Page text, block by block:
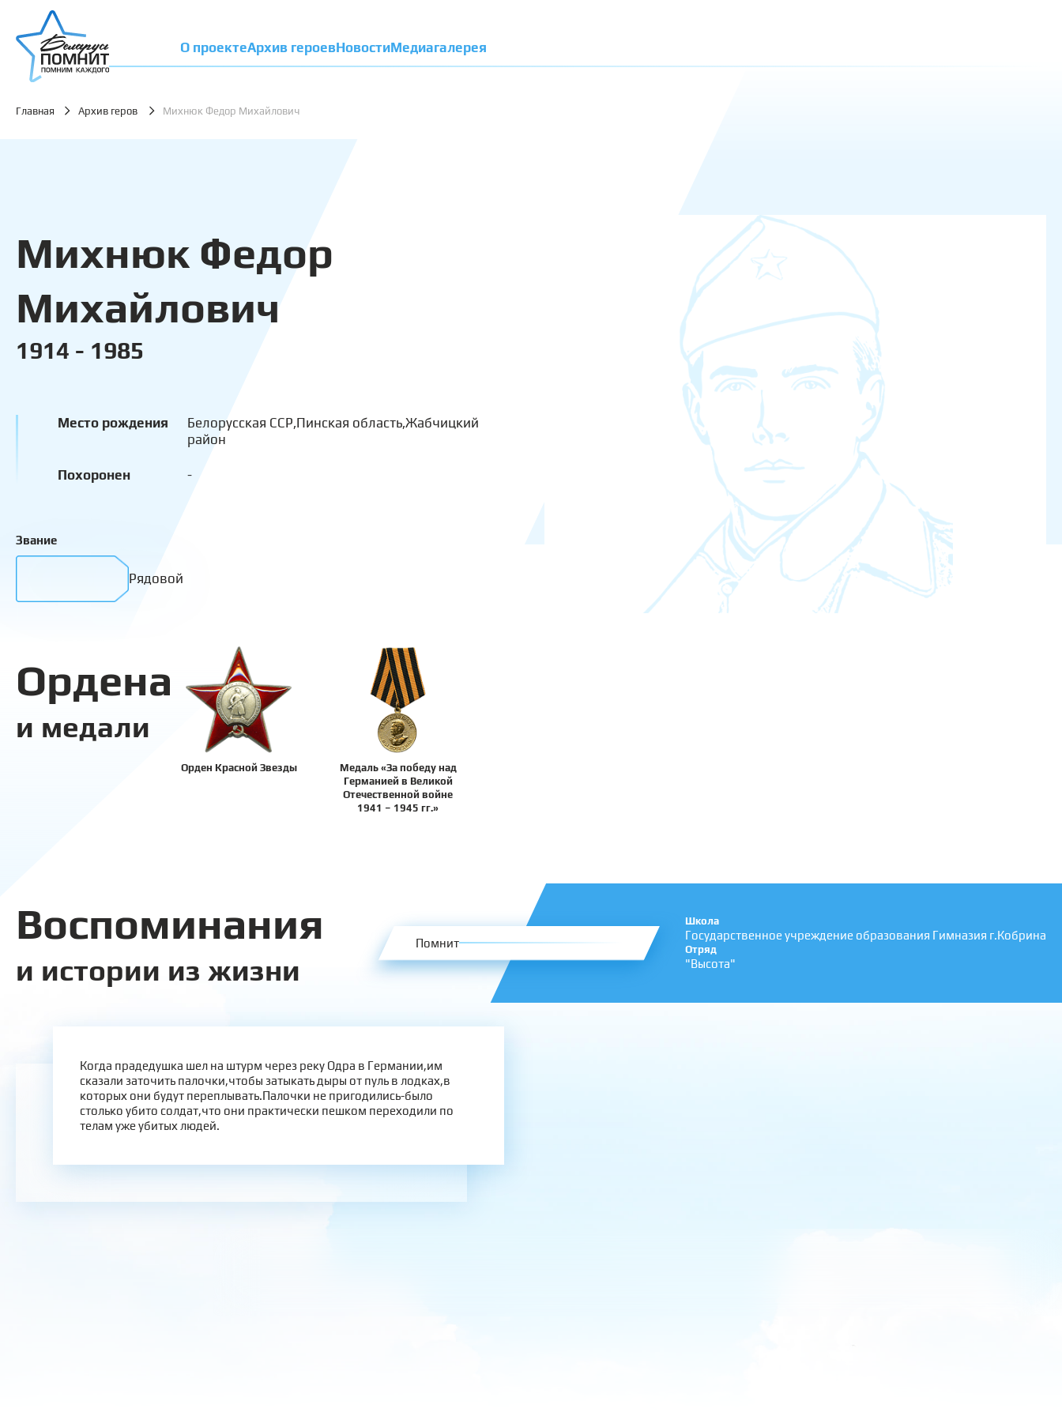
О проектеАрхив героевНовостиМедиагалерея
Главная Архив геров Михнюк Федор Михайлович
Михнюк Федор
Михайлович
1914 - 1985
Место рождения
Белорусская ССР,Пинская область,Жабчицкий
район
Похоронен -
Звание
Рядовой
Ордена
и медали
Орден Красной Звезды
Медаль «За победу над
Германией в Великой
Отечественной войне
1941 – 1945 гг.»
Воспоминания
и истории из жизни
Помнит
Школа
Государственное учреждение образования Гимназия г.Кобрина
Отряд
"Высота"
Когда прадедушка шел на штурм через реку Одра в Германии,им
сказали заточить палочки,чтобы затыкать дыры от пуль в лодках,в
которых они будут переплывать.Палочки не пригодились-было
столько убито солдат,что они практически пешком переходили по
телам уже убитых людей.